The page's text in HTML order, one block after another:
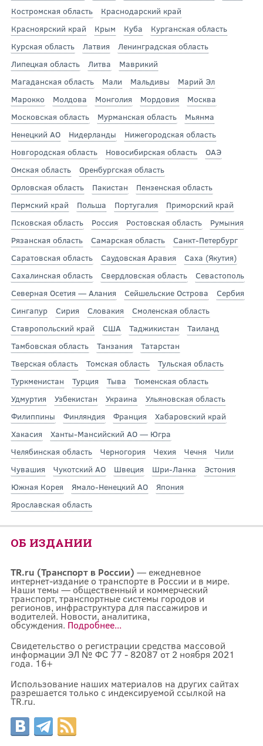
Костромская область
Краснодарский край
Красноярский край
Крым Куба
Курганская область
Курская область
Латвия
Ленинградская область
Липецкая область
Литва
Маврикий
Магаданская область
Мали Мальдивы
Марий Эл
Марокко
Молдова Монголия Мордовия
Москва
Московская область
Мурманская область
Мьянма
Ненецкий АО
Нидерланды
Нижегородская область
Новгородская область
Новосибирская область
ОАЭ
Омская область
Оренбургская область
Орловская область
Пакистан
Пензенская область
Пермский край
Польша Португалия
Приморский край
Псковская область
Россия Ростовская область
Румыния
Рязанская область
Самарская область
Санкт-Петербург
Саратовская область
Саудовская Аравия
Саха (Якутия)
Сахалинская область
Свердловская область
Севастополь
Северная Осетия — Алания
Сейшельские Острова
Сербия
Сингапур
Сирия Словакия
Смоленская область
Ставропольский край
США Таджикистан
Таиланд
Тамбовская область
Танзания
Татарстан
Тверская область
Томская область
Тульская область
Туркменистан
Турция Тыва
Тюменская область
Удмуртия
Узбекистан Украина
Ульяновская область
Филиппины
Финляндия Франция
Хабаровский край
Хакасия
Ханты-Мансийский АО — Югра
Челябинская область
Черногория Чехия Чечня
Чили
Чувашия
Чукотский АО Швеция Шри-Ланка
Эстония
Южная Корея
Ямало-Ненецкий АО
Япония
Ярославская область
ОБ ИЗДАНИИ
TR.ru (Транспорт в России) — ежедневное
интернет-издание о транспорте в России и в мире.
Наши темы — общественный и коммерческий
транспорт, транспортные системы городов и
регионов, инфраструктура для пассажиров и
водителей. Новости, аналитика,
обсуждения. Подробнее...
Свидетельство о регистрации средства массовой
информации ЭЛ № ФС 77 - 82087 от 2 ноября 2021
года. 16+
Использование наших материалов на других сайтах
разрешается только с индексируемой ссылкой на
TR.ru.